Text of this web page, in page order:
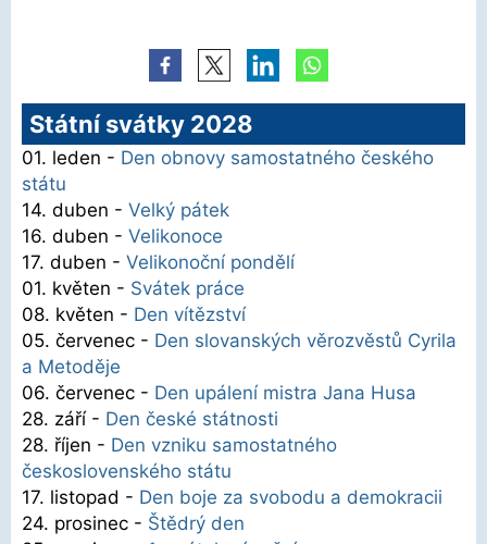
Státní svátky 2028
01. leden - Den obnovy samostatného českého
státu
14. duben - Velký pátek
16. duben - Velikonoce
17. duben - Velikonoční pondělí
01. květen - Svátek práce
08. květen - Den vítězství
05. červenec - Den slovanských věrozvěstů Cyrila
a Metoděje
06. červenec - Den upálení mistra Jana Husa
28. září - Den české státnosti
28. říjen - Den vzniku samostatného
československého státu
17. listopad - Den boje za svobodu a demokracii
24. prosinec - Štědrý den